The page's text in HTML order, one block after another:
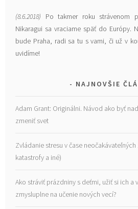
(8.6.2018) Po takmer roku strávenom
Nikaragui sa vraciame späť do Európy.
bude Praha, radi sa tu s vami, či už v
uvidíme!
NAJNOVŠIE
Adam Grant: Originálni. Návod ako byť
zmeniť svet
Zvládanie stresu v čase
katastrofy a iné)
Ako stráviť prázdniny s deťmi, užiť si ich a
zmysluplne na učenie nových vecí?